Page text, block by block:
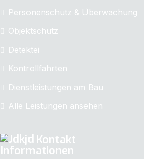
Personenschutz & Überwachung
Objektschutz
Detektei
Kontrollfahrten
Dienstleistungen am Bau
Alle Leistungen ansehen
Kontakt
Informationen